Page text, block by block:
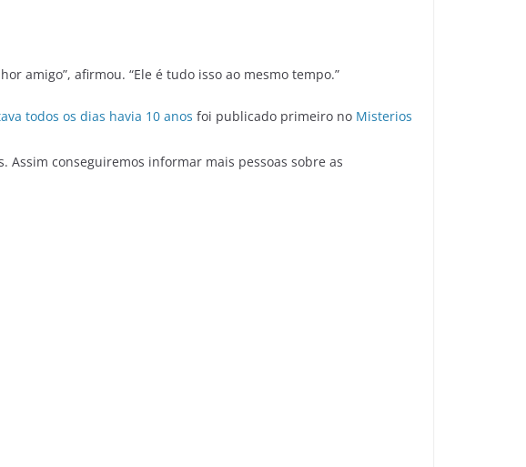
amigo”, afirmou. “Ele é tudo isso ao mesmo tempo.”
todos os dias havia 10 anos foi publicado primeiro no Misterios
Assim conseguiremos informar mais pessoas sobre as